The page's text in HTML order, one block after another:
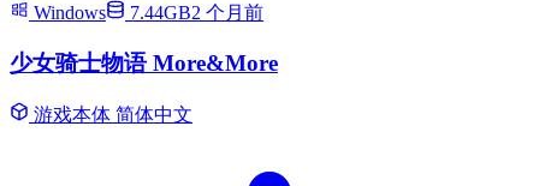
Windows
7.44GB2 个月前
少女骑士物语 More&More
游戏本体 简体中文